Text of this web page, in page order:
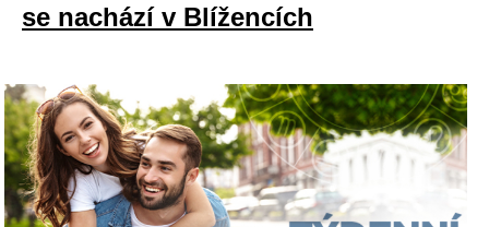
se nachází v Blížencích